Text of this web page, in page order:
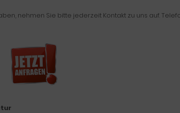
nehmen Sie bitte jederzeit Kontakt zu uns auf.